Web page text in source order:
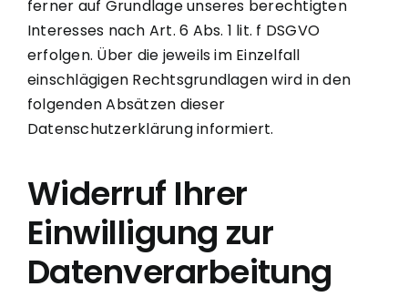
ferner auf Grundlage unseres berechtigten
Interesses nach Art. 6 Abs. 1 lit. f DSGVO
erfolgen. Über die jeweils im Einzelfall
einschlägigen Rechtsgrundlagen wird in den
folgenden Absätzen dieser
Datenschutzerklärung informiert.
Widerruf Ihrer
Einwilligung zur
Datenverarbeitung